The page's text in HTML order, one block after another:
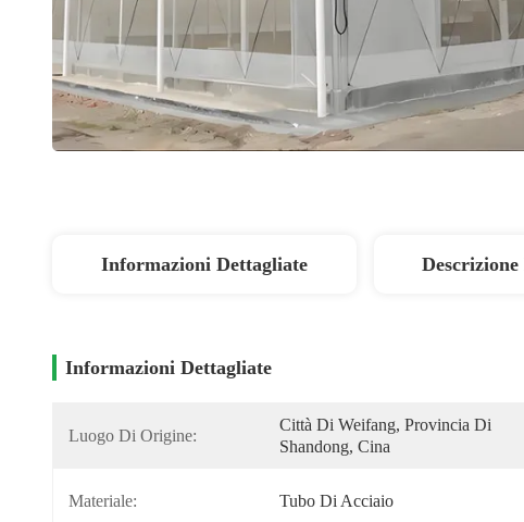
Informazioni Dettagliate
Informazioni Dettagliate
Luogo Di Origine:
Città Di Weifang, Provincia Di
Shandong, Cina
Materiale: Tubo Di Acciaio